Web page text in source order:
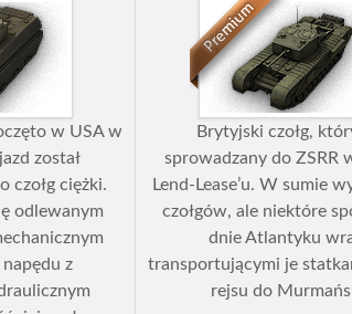
w USA w
został
czołg ciężki.
odlewanym
z
Brytyjski czołg,
sprowadzany do ZSRR
Lend-Lease’u. W sumie
czołgów, ale niektóre
dnie Atlantyku
transportującymi je
rejsu do